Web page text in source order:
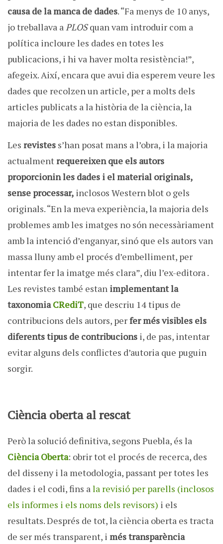
causa de la manca de dades. “Fa menys de 10 anys,
jo treballava aPLOSquan vam introduir com a
política incloure les dades en totes les
publicacions, i hi va haver molta resistència!”,
afegeix. Així, encara que avui dia esperem veure les
dades que recolzen un article, per a molts dels
articles publicats a la història de la ciència, la
majoria de les dades no estan disponibles.
Les revistes s’han posat mans a l’obra, i la majoria
actualmentrequereixen que els autors
proporcionin les dades i el material originals,
sense processar, inclosos Western blot o gels
originals. “En la meva experiència, la majoria dels
problemes amb les imatges no són necessàriament
amb la intenció d’enganyar, sinó que els autors van
massa lluny amb el procés d’embelliment, per
intentar fer la imatge més clara”, diu l’ex-editora .
Les revistes també estan implementant la
taxonomia CRediT, que descriu 14 tipus de
contribucions dels autors, perfer més visibles els
diferents tipus de contribucions i, de pas, intentar
evitar alguns dels conflictes d’autoria que puguin
sorgir.
Ciència oberta al rescat
Però la solució definitiva, segons Puebla, és la
Ciència Oberta: obrir tot el procés de recerca, des
del disseny i la metodologia, passant per totes les
dades i el codi, fins ala revisió per parells (inclosos
els informes i els noms dels revisors) i els
resultats. Després de tot, la ciència oberta es tracta
de ser més transparent, i més transparència